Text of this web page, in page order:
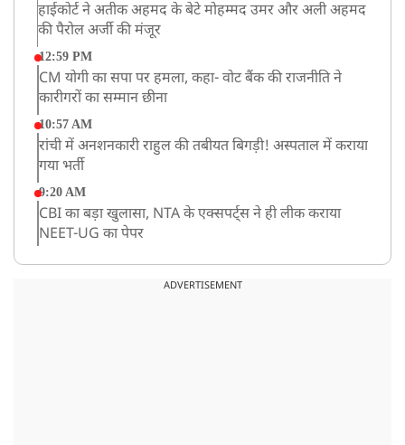
हाईकोर्ट ने अतीक अहमद के बेटे मोहम्मद उमर और अली अहमद
की पैरोल अर्जी की मंजूर
12:59 PM
CM योगी का सपा पर हमला, कहा- वोट बैंक की राजनीति ने
कारीगरों का सम्मान छीना
10:57 AM
रांची में अनशनकारी राहुल की तबीयत बिगड़ी! अस्पताल में कराया
गया भर्ती
9:20 AM
CBI का बड़ा खुलासा, NTA के एक्सपर्ट्स ने ही लीक कराया
NEET-UG का पेपर
उत्तराखंड: हरिद्वार में गंगा उफान पर, जलस्तर में बढ़ोतरी
ADVERTISEMENT